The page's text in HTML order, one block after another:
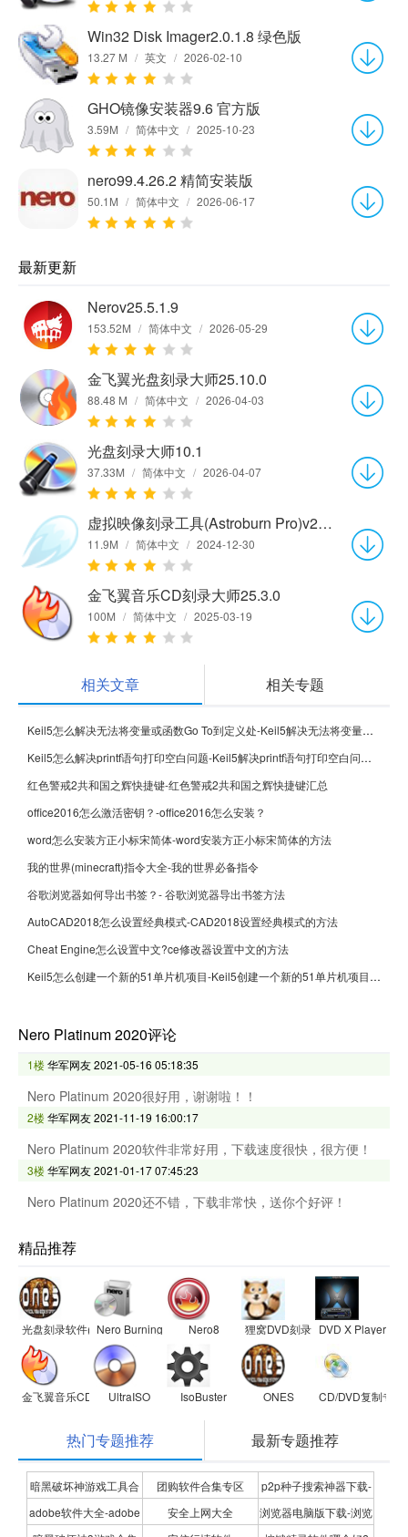
Win32 Disk Imager2.0.1.8 绿色版
13.27 M / 英文 / 2026-02-10
GHO镜像安装器9.6 官方版
3.59M / 简体中文 / 2025-10-23
nero99.4.26.2 精简安装版
50.1M / 简体中文 / 2026-06-17
最新更新
Nerov25.5.1.9
153.52M / 简体中文 / 2026-05-29
金飞翼光盘刻录大师25.10.0
88.48 M / 简体中文 / 2026-04-03
光盘刻录大师10.1
37.33M / 简体中文 / 2026-04-07
虚拟映像刻录工具(Astroburn Pro)v2.0.0.204
11.9M / 简体中文 / 2024-12-30
金飞翼音乐CD刻录大师25.3.0
100M / 简体中文 / 2025-03-19
相关文章 相关专题
Keil5怎么解决无法将变量或函数Go To到定义处-Keil5解决无法将变量或函数Go To到定义处的方法
Keil5怎么解决printf语句打印空白问题-Keil5解决printf语句打印空白问题的方法
红色警戒2共和国之辉快捷键-红色警戒2共和国之辉快捷键汇总
office2016怎么激活密钥？-office2016怎么安装？
word怎么安装方正小标宋简体-word安装方正小标宋简体的方法
我的世界(minecraft)指令大全-我的世界必备指令
谷歌浏览器如何导出书签？- 谷歌浏览器导出书签方法
AutoCAD2018怎么设置经典模式-CAD2018设置经典模式的方法
Cheat Engine怎么设置中文?ce修改器设置中文的方法
Keil5怎么创建一个新的51单片机项目-Keil5创建一个新的51单片机项目的方法
Nero Platinum 2020评论
1楼华军网友2021-05-16 05:18:35
Nero Platinum 2020很好用，谢谢啦！！
2楼华军网友2021-11-19 16:00:17
Nero Platinum 2020软件非常好用，下载速度很快，很方便！
3楼华军网友2021-01-17 07:45:23
Nero Platinum 2020还不错，下载非常快，送你个好评！
精品推荐
光盘刻录软件(ONES)Nero Burning ROMNero8 狸窝DVD刻录软件DVD X Player
金飞翼音乐CD刻录大师
UltraISO IsoBuster ONES CD/DVD复制专家
热门专题推荐 最新专题推荐
暗黑破坏神游戏工具合
集
团购软件合集专区
p2p种子搜索神器下载-
P2P种子搜索神器专题
adobe软件大全-adobe
安全上网大全
浏览器电脑版下载-浏览